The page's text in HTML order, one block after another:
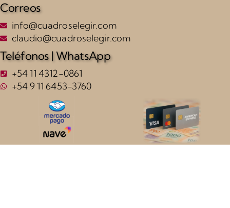
Correos
info@cuadroselegir.com
claudio@cuadroselegir.com
Teléfonos | WhatsApp
+54 11 4312-0861
+54 9 11 6453-3760